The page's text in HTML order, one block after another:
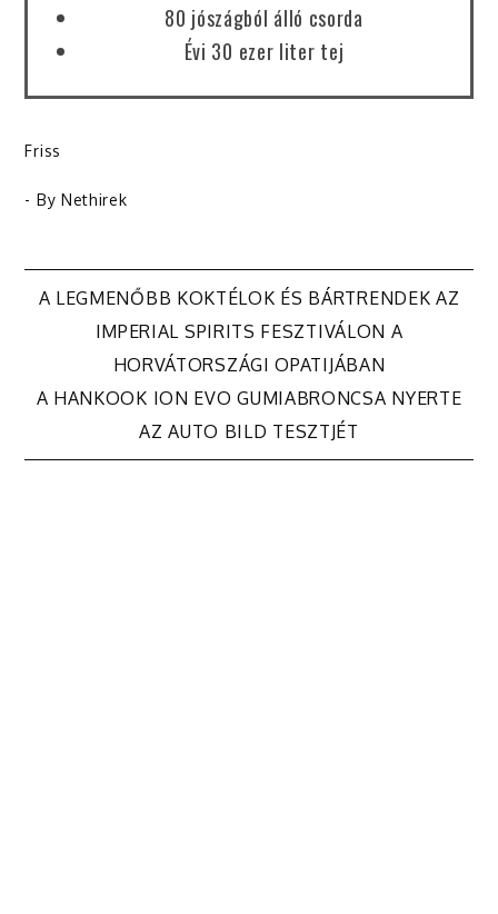
80 jószágból álló csorda
Évi 30 ezer liter tej
Friss
- By Nethirek
Bejegyzés
navigáció
A LEGMENŐBB KOKTÉLOK ÉS BÁRTRENDEK AZ
IMPERIAL SPIRITS FESZTIVÁLON A
HORVÁTORSZÁGI OPATIJÁBAN
A HANKOOK ION EVO GUMIABRONCSA NYERTE
AZ AUTO BILD TESZTJÉT